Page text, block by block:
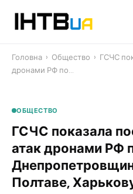
Головна › Общество › ГСЧС
дронами РФ по…
ОБЩЕСТВО
ГСЧС показала
атак дронами РФ
Полтаве,